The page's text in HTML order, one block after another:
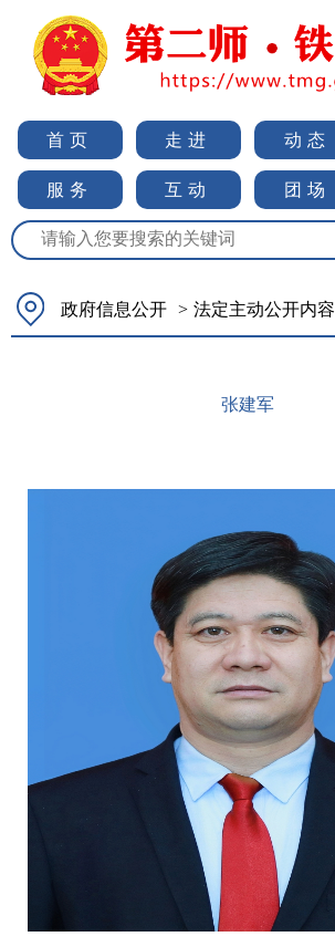
首页 走进 动态
服务 互动 团场
政府信息公开 > 法定主动公开内容
张建军